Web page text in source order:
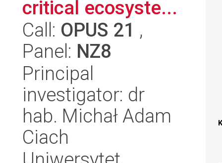
critical ecosyste...
Call: OPUS 21 ,
Panel: NZ8
Principal
investigator: dr
hab. Michał Adam
Ciach